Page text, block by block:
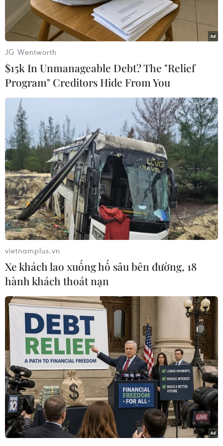
(Nguồn: Reuters)
Ngày 27/11, nhóm các nhà khoa học thuộc Bệnh
viện Nhi khoa Bambino Gesu tại thủ đô Rome
của Italy đã công bố hình ảnh đầu tiên của
Omicron, loại biến thể nguy hiểm mới của virus
SARS-CoV-2 được phát hiện tại Nam Phi, được
đánh giá nguy hiểm hơn cả biến thể đang lây
lan rộng hiện nay Delta.
Theo phóng viên TTXVN tại Rome, phân tích của
các nhà nghiên cứu cho thấy hình ảnh khoa học
chứng minh biến thể Omicron có nhiều gai
protein đột biến hơn, vùng tiếp xúc với tế bào
trước khi xâm nhập có diện tích rộng hơn,
chứng minh khả năng lây nhiễm cao hơn so với
biến thế Delta hiện nay.
Số lượng đột biến của biến thể Omicron là 43,
lớn hơn nhiều so với số lượng đột biến của biến
thể Delta là 18.
Các nhà khoa học lưu ý rằng những thay đổi
này cho thấy virus có thể đã thích nghi tốt hơn
với con người. Tuy nhiên, vẫn còn quá sớm để
JG Wentworth
$15k In Unmanageable Debt? The "Relief
Program" Creditors Hide From You
vietnamplus.vn
Xe khách lao xuống hố sâu bên đường, 18
hành khách thoát nạn